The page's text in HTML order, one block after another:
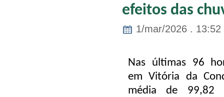
efeitos das
1/mar/2026 . 13:52
Nas últimas 96
em Vitória da
média de 99,82